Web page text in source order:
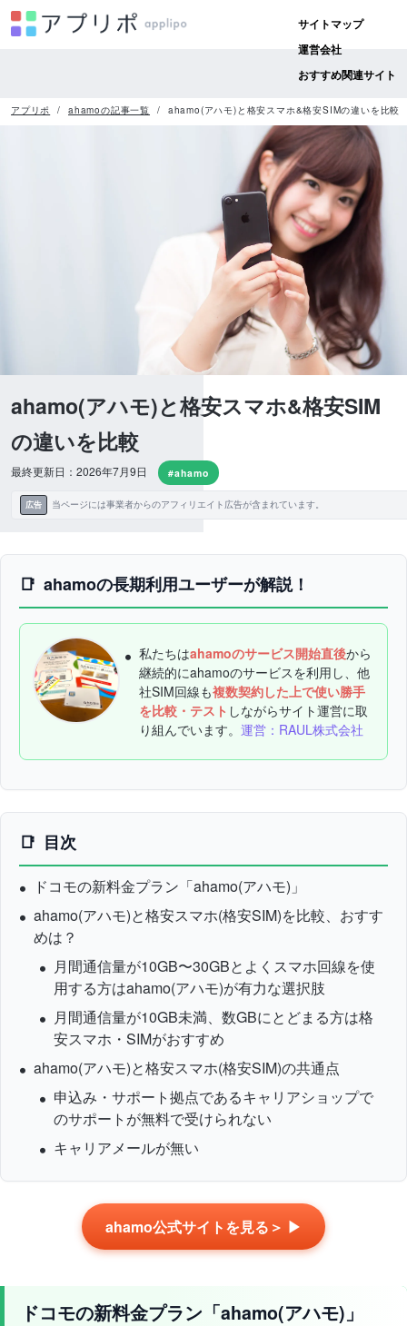
サイトマップ
運営会社
おすすめ関連サイト
アプリポ ahamoの記事一覧 ahamo(アハモ)と格安スマホ&格安SIMの違いを比較
ahamo(アハモ)と格安スマホ&格安SIM
の違いを比較
最終更新日：2026年7月9日 #ahamo
広告 当ページには事業者からのアフィリエイト広告が含まれています。
ahamoの長期利用ユーザーが解説！
私たちはahamoのサービス開始直後から
継続的にahamoのサービスを利用し、他
社SIM回線も複数契約した上で使い勝手
を比較・テスト しながらサイト運営に取
り組んでいます。 運営：RAUL株式会社
目次
ドコモの新料金プラン「ahamo(アハモ)」
ahamo(アハモ)と格安スマホ(格安SIM)を比較、おすす
めは？
月間通信量が10GB〜30GBとよくスマホ回線を使
用する方はahamo(アハモ)が有力な選択肢
月間通信量が10GB未満、数GBにとどまる方は格
安スマホ・SIMがおすすめ
ahamo(アハモ)と格安スマホ(格安SIM)の共通点
申込み・サポート拠点であるキャリアショップで
のサポートが無料で受けられない
キャリアメールが無い
ahamo公式サイトを見る＞ ▶
ドコモの新料金プラン「ahamo(アハモ)」